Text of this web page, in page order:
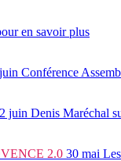
en savoir plus
Conférence
juin Denis Maréchal
2.0 30 mai